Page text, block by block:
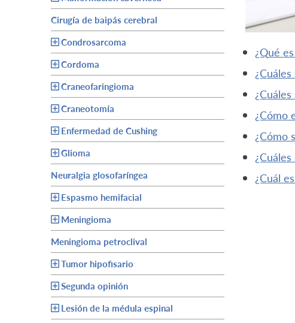
Cirugía de baipás cerebral
Condrosarcoma
Cordoma
Craneofaringioma
Craneotomía
Enfermedad de Cushing
Glioma
Neuralgia glosofaríngea
Espasmo hemifacial
Meningioma
Meningioma petroclival
Tumor hipofisario
Segunda opinión
Lesión de la médula espinal
¿qué
¿cuál